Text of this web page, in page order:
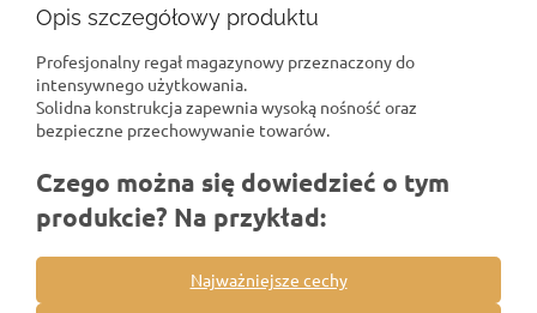
Opis szczegółowy produktu
Profesjonalny regał magazynowy przeznaczony do
intensywnego użytkowania.
Solidna konstrukcja zapewnia wysoką nośność oraz
bezpieczne przechowywanie towarów.
Czego można się dowiedzieć o tym
produkcie? Na przykład:
Najważniejsze cechy